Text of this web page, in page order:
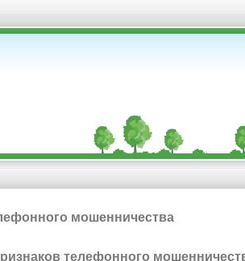
мошенничества
телефонного